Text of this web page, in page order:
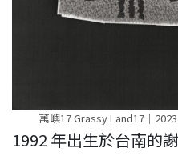
萭嶼17 Grassy Land17｜
1992 年出生於台南的